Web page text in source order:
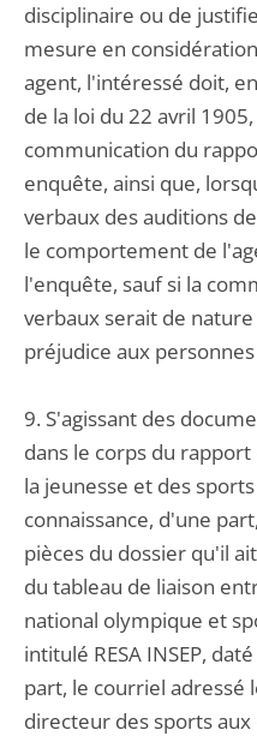
disciplinaire ou de
mesure en
agent, l'intéressé doit,
de la loi du 22 avril
communication du
enquête, ainsi que,
verbaux des auditions
le comportement de
l'enquête, sauf si la
verbaux serait de
préjudice aux
9. S'agissant des
dans le corps du
la jeunesse et des
connaissance, d'une
pièces du dossier qu'il
du tableau de liaison
national olympique et
intitulé RESA INSEP,
part, le courriel adressé
directeur des sports